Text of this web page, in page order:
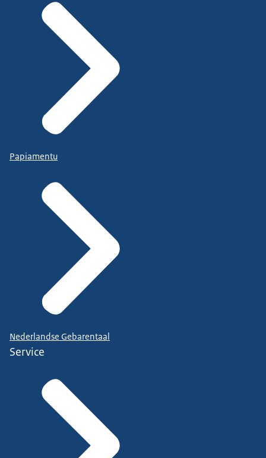
Papiamentu
Nederlandse Gebarentaal
Service